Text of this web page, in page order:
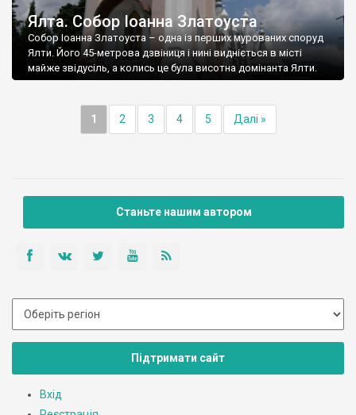
Ялта. Собор Іоанна Златоуста
Собор Іоанна Златоуста – одна із перших мурованих споруд
Ялти. Його 45-метрова дзвіниця і нині видніється в місті
майже звідусіль, а колись це була висотна домінанта Ялти.
1 2 3 4 5 Далі »
Станьте нашим автором
Підтримати сайт
Вхід